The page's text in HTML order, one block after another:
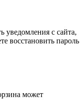
уведомления с сайта,
восстановить пароль
может